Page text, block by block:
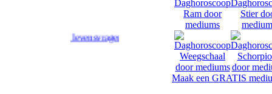
op uw levensvragen.
Maak een GRATIS